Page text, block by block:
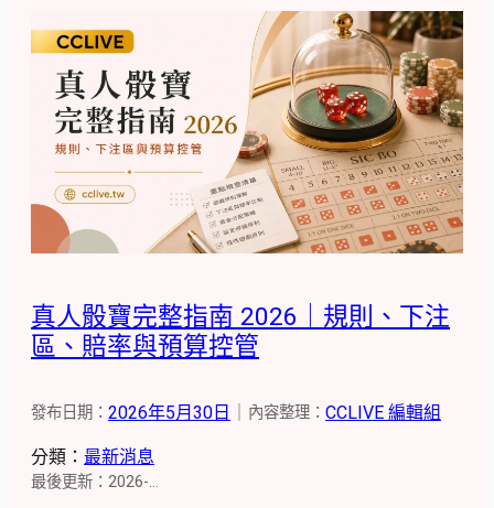
真人骰寶完整指南 2026｜規則、下注
區、賠率與預算控管
發布日期： 2026年5月30日 內容整理： CCLIVE 編輯組
分類： 最新消息
最後更新：2026-…